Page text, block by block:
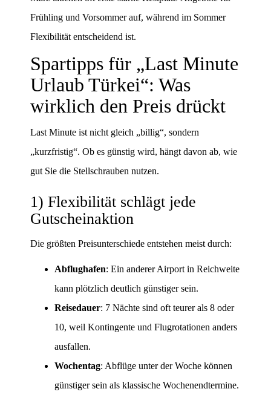
Frühling und Vorsommer auf, während im Sommer
Flexibilität entscheidend ist.
Spartipps für „Last Minute
Urlaub Türkei“: Was
wirklich den Preis drückt
Last Minute ist nicht gleich „billig“, sondern
„kurzfristig“. Ob es günstig wird, hängt davon ab, wie
gut Sie die Stellschrauben nutzen.
1) Flexibilität schlägt jede
Gutscheinaktion
Die größten Preisunterschiede entstehen meist durch:
Abflughafen: Ein anderer Airport in Reichweite
kann plötzlich deutlich günstiger sein.
Reisedauer: 7 Nächte sind oft teurer als 8 oder
10, weil Kontingente und Flugrotationen anders
ausfallen.
Wochentag: Abflüge unter der Woche können
günstiger sein als klassische Wochenendtermine.